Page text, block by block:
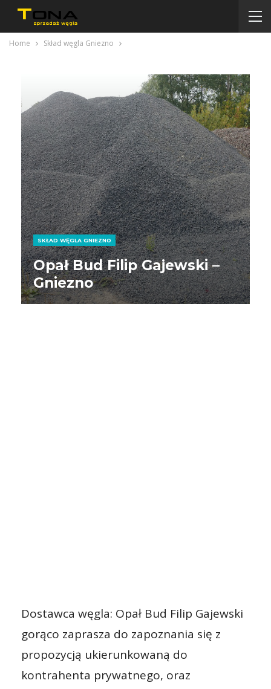
Home Skład węgla Gniezno
SKŁAD WĘGLA GNIEZNO
Opał Bud Filip Gajewski –
Gniezno
Dostawca węgla: Opał Bud Filip Gajewski
gorąco zaprasza do zapoznania się z
propozycją ukierunkowaną do
kontrahenta prywatnego, oraz